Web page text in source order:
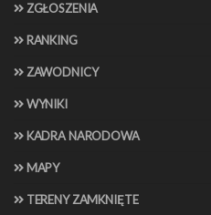
ZGŁOSZENIA
RANKING
ZAWODNICY
WYNIKI
KADRA NARODOWA
MAPY
TERENY ZAMKNIĘTE